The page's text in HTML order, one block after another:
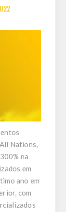
Nations,
na
em
ano em
com